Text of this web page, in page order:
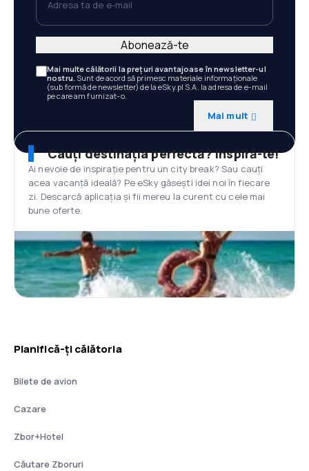
Mai multe călătorii la prețuri avantajoase în newsletter-ul
nostru. Sunt de acord să primesc materiale informaționale
(sub formă de newsletter) de la eSky.pl S.A. la adresa de e-mail
pe care am furnizat-o.
Mai mult
Abonează-te
Cauți destinația perfectă? Inspiră-te!
Ai nevoie de inspirație pentru un city break? Sau cauți
acea vacanță ideală? Pe eSky găsești idei noi în fiecare
zi. Descarcă aplicația și fii mereu la curent cu cele mai
bune oferte.
Planifică-ți călătoria
Bilete de avion
Cazare
Zbor+Hotel
Căutare Zboruri